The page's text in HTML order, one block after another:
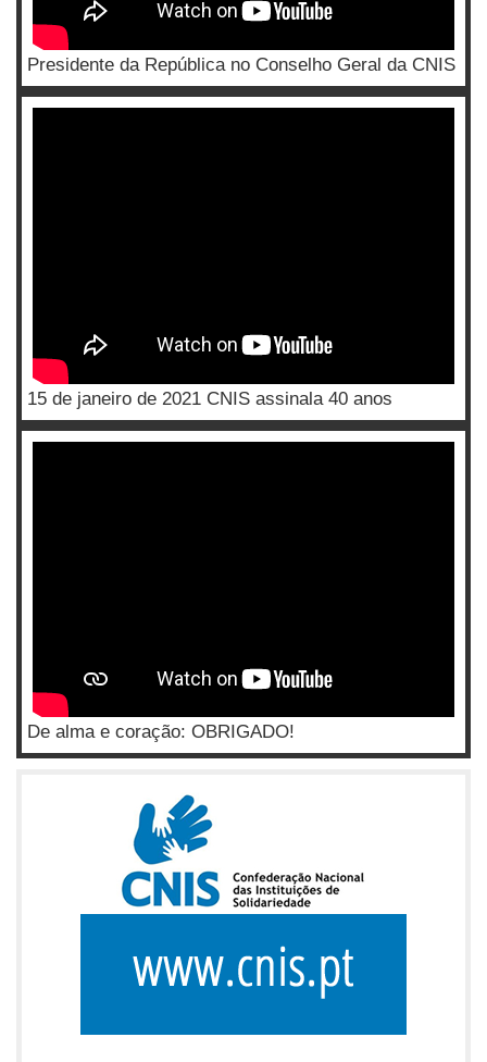
Presidente da República no Conselho Geral da CNIS
15 de janeiro de 2021 CNIS assinala 40 anos
De alma e coração: OBRIGADO!